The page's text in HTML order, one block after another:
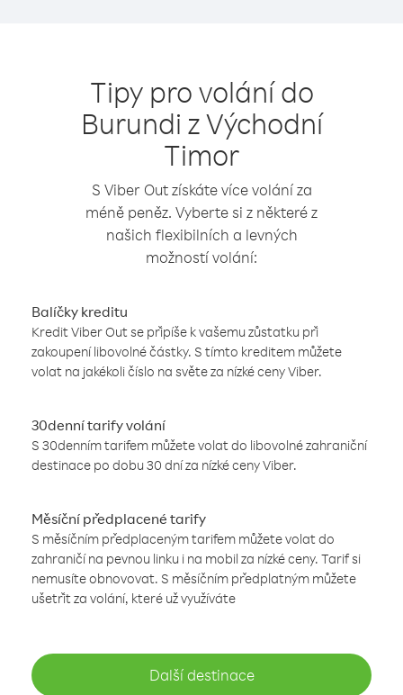
Tipy pro volání do
Burundi z Východní
Timor
S Viber Out získáte více volání za
méně peněz. Vyberte si z některé z
našich flexibilních a levných
možností volání:
Balíčky kreditu
Kredit Viber Out se připíše k vašemu zůstatku při
zakoupení libovolné částky. S tímto kreditem můžete
volat na jakékoli číslo na světe za nízké ceny Viber.
30denní tarify volání
S 30denním tarifem můžete volat do libovolné zahraniční
destinace po dobu 30 dní za nízké ceny Viber.
Měsíční předplacené tarify
S měsíčním předplaceným tarifem můžete volat do
zahraničí na pevnou linku i na mobil za nízké ceny. Tarif si
nemusíte obnovovat. S měsíčním předplatným můžete
ušetřit za volání, které už využíváte
Další destinace